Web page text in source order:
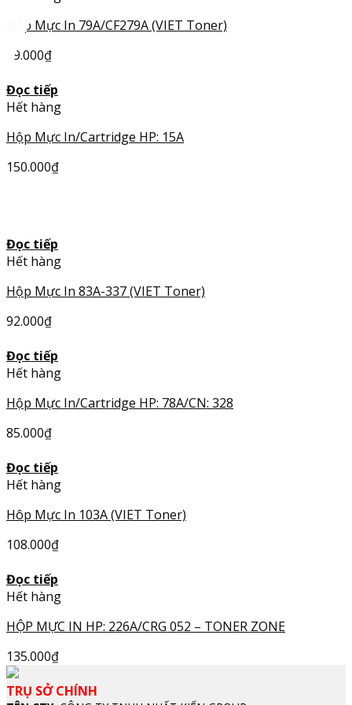
Hôp Mực In 79A/CF279A (VIET Toner)
79.000₫
Đọc tiếp
Hết hàng
Hộp Mực In/Cartridge HP: 15A
150.000₫
Đọc tiếp
Hết hàng
Hộp Mực In 83A-337 (VIET Toner)
92.000₫
Đọc tiếp
Hết hàng
Hộp Mực In/Cartridge HP: 78A/CN: 328
85.000₫
Đọc tiếp
Hết hàng
Hôp Mực In 103A (VIET Toner)
108.000₫
Đọc tiếp
Hết hàng
HỘP MỰC IN HP: 226A/CRG 052 – TONER ZONE
135.000₫
TRỤ SỞ CHÍNH